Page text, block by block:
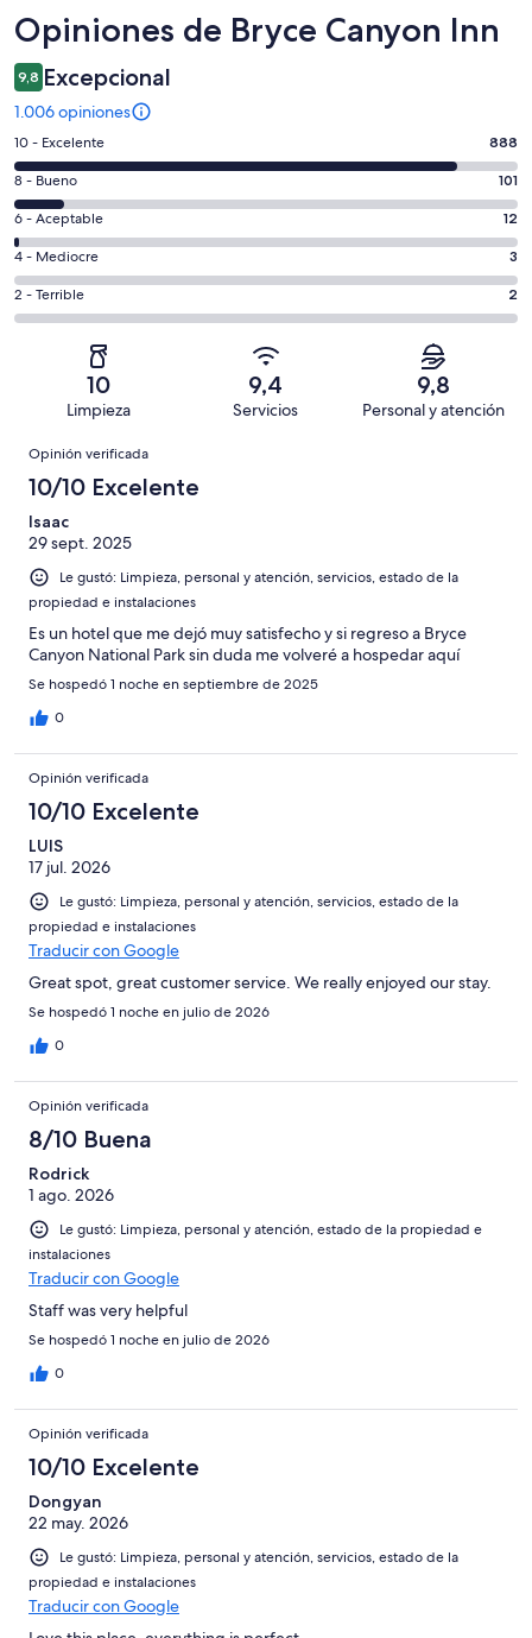
Opiniones
Opiniones de Bryce Canyon Inn
9,8 Excepcional
1.006 opiniones
Evaluación:
10
-
Excelente.
888
de
1006
opiniones
10 - Excelente 888
Evaluación:
8
-
Bueno.
101
de
opiniones
8 - Bueno 101
Evaluación:
6
-
Aceptable.
12
opiniones
6 - Aceptable 12
Evaluación:
4
-
4 - Mediocre 3
Evaluación:
2
1006
2 - Terrible 2
10
Limpieza
9,4
Servicios
9,8
Personal y atención
Opiniones
Opinión verificada
10/10 Excelente
Isaac
29 sept. 2025
Le gustó: Limpieza, personal y atención, servicios, estado de la
propiedad e instalaciones
Es un hotel que me dejó muy satisfecho y si regreso a Bryce
Canyon National Park sin duda me volveré a hospedar aquí
Se hospedó 1 noche en septiembre de 2025
0
Opinión verificada
10/10 Excelente
LUIS
17 jul. 2026
Le gustó: Limpieza, personal y atención, servicios, estado de la
propiedad e instalaciones
Traducir con Google
Great spot, great customer service. We really enjoyed our stay.
Se hospedó 1 noche en julio de 2026
0
Opinión verificada
8/10 Buena
Rodrick
1 ago. 2026
Le gustó: Limpieza, personal y atención, estado de la propiedad e
instalaciones
Traducir con Google
Staff was very helpful
Se hospedó 1 noche en julio de 2026
0
Opinión verificada
10/10 Excelente
Dongyan
22 may. 2026
Le gustó: Limpieza, personal y atención, servicios, estado de la
propiedad e instalaciones
Traducir con Google